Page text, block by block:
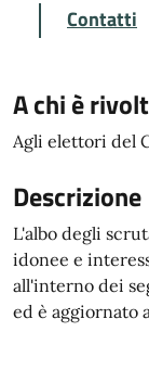
Contatti
A chi è
Agli elettori del
Descrizione
L'albo degli
idonee e
all'interno dei
ed è aggiornato